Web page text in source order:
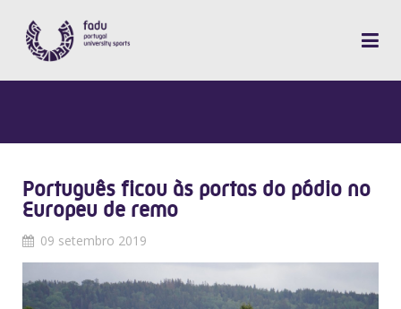
Português ficou às portas do pódio no
Europeu de remo
09 setembro 2019